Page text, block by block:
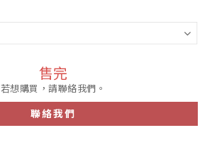
售完
若想購買，請聯絡我們。
聯絡我們